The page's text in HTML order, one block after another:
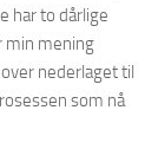
har to dårlige
min mening
nederlaget til
som nå